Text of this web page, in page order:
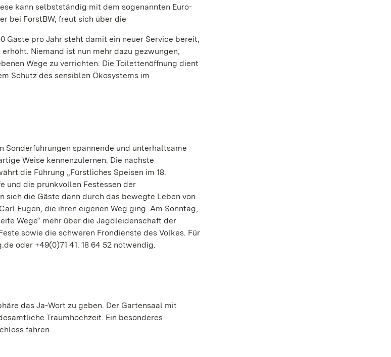
kann selbstständig mit dem sogenannten Euro-
bei ForstBW, freut sich über die
Gäste pro Jahr steht damit ein neuer Service bereit,
Niemand ist nun mehr dazu gezwungen,
Wege zu verrichten. Die Toilettenöffnung dient
Schutz des sensiblen Ökosystems im
spannende und unterhaltsame
Weise kennenzulernen. Die nächste
die Führung „Fürstliches Speisen im 18.
und die prunkvollen Festessen der
sich die Gäste dann durch das bewegte Leben von
Eugen, die ihren eigenen Weg ging. Am Sonntag,
Wege“ mehr über die Jagdleidenschaft der
sowie die schweren Frondienste des Volkes. Für
oder +49(0)71 41. 18 64 52 notwendig.
das Ja-Wort zu geben. Der Gartensaal mit
Traumhochzeit. Ein besonderes
fahren.